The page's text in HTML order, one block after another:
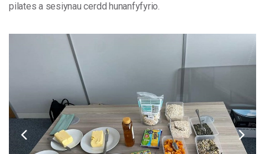
pilates a sesiynau cerdd hunanfyfyrio.